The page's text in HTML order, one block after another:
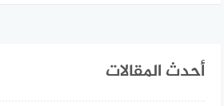
أحدث المقالات